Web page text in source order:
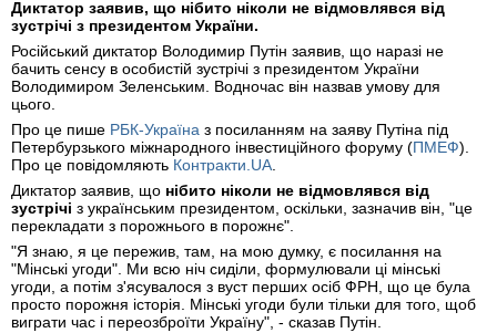
Диктатор заявив, що нібито ніколи не відмовлявся від
зустрічі з президентом України.
Російський диктатор Володимир Путін заявив, що наразі не
бачить сенсу в особистій зустрічі з президентом України
Володимиром Зеленським. Водночас він назвав умову для
цього.
Про це пише РБК-Україна з посиланням на заяву Путіна під
Петербурзького міжнародного інвестиційного форуму (ПМЕФ).
Про це повідомляють Контракти.UA
Диктатор заявив, що нібито ніколи не відмовлявся від
зустрічі з українським президентом, оскільки, зазначив він, "це
перекладати з порожнього в порожнє".
"Я знаю, я це пережив, там, на мою думку, є посилання на
"Мінські угоди". Ми всю ніч сиділи, формулювали ці мінські
угоди, а потім з'ясувалося з вуст перших осіб ФРН, що це була
просто порожня історія. Мінські угоди були тільки для того, щоб
виграти час і переозброїти Україну", - сказав Путін.